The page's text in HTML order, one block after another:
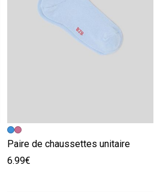
Image précédente
Image suivante
Paire de chaussettes unitaire
6.99€